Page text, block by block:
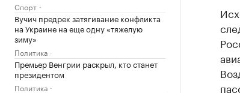
Спорт
Вучич предрек затягивание конфликта
на Украине на еще одну «тяжелую
зиму»
Политика
Премьер Венгрии раскрыл, кто станет
президентом
Политика